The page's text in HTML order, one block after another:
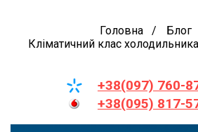
Головна
Блог
Кліматичний клас
+38(097) 760-
+38(095) 817-